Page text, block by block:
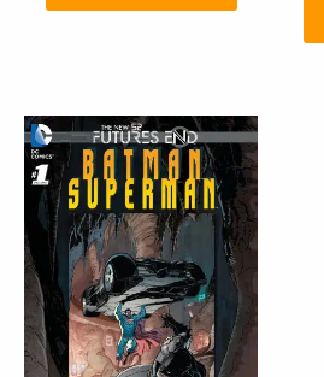
Ce
produit
a
plusieurs
variations.
Les
options
peuvent